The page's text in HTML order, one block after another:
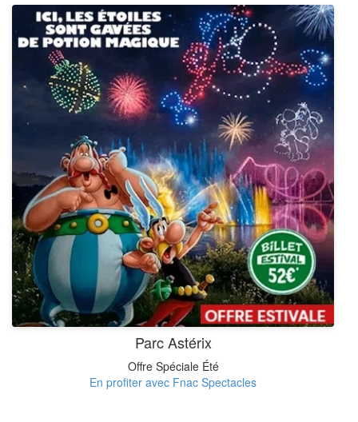
Parc Astérix
Offre Spéciale Été
En profiter avec Fnac Spectacles